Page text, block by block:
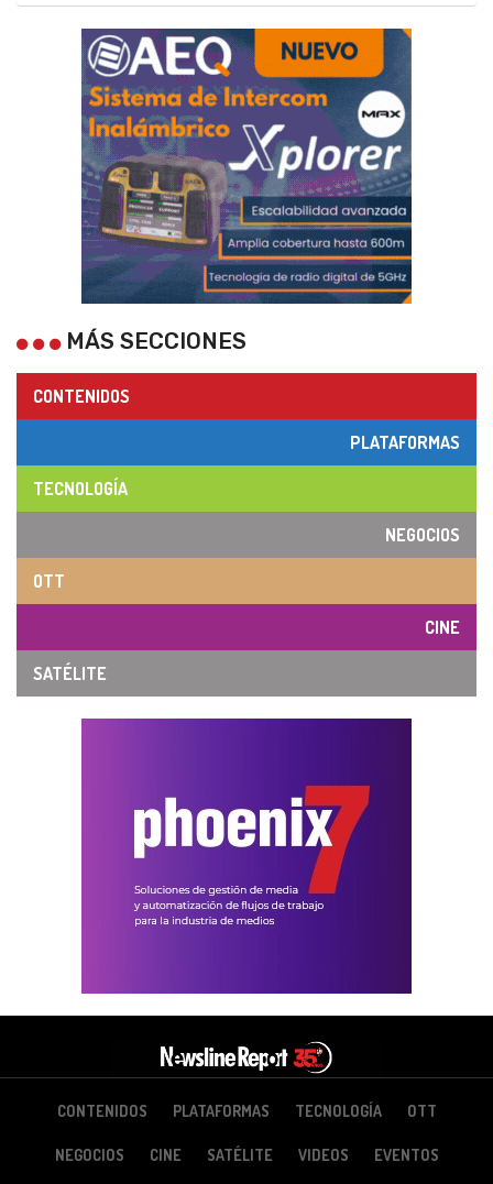
MÁS SECCIONES
CONTENIDOS
PLATAFORMAS
TECNOLOGÍA
NEGOCIOS
OTT
CINE
SATÉLITE
CONTENIDOS PLATAFORMAS TECNOLOGÍA OTT
NEGOCIOS CINE SATÉLITE VIDEOS EVENTOS